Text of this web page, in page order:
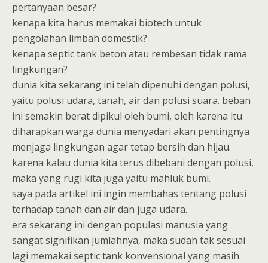
pertanyaan besar?
kenapa kita harus memakai biotech untuk
pengolahan limbah domestik?
kenapa septic tank beton atau rembesan tidak rama
lingkungan?
dunia kita sekarang ini telah dipenuhi dengan polusi,
yaitu polusi udara, tanah, air dan polusi suara. beban
ini semakin berat dipikul oleh bumi, oleh karena itu
diharapkan warga dunia menyadari akan pentingnya
menjaga lingkungan agar tetap bersih dan hijau.
karena kalau dunia kita terus dibebani dengan polusi,
maka yang rugi kita juga yaitu mahluk bumi.
saya pada artikel ini ingin membahas tentang polusi
terhadap tanah dan air dan juga udara.
era sekarang ini dengan populasi manusia yang
sangat signifikan jumlahnya, maka sudah tak sesuai
lagi memakai septic tank konvensional yang masih